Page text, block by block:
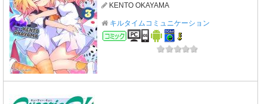
KENTO OKAYAMA
キルタイムコミュニケーション
コミック